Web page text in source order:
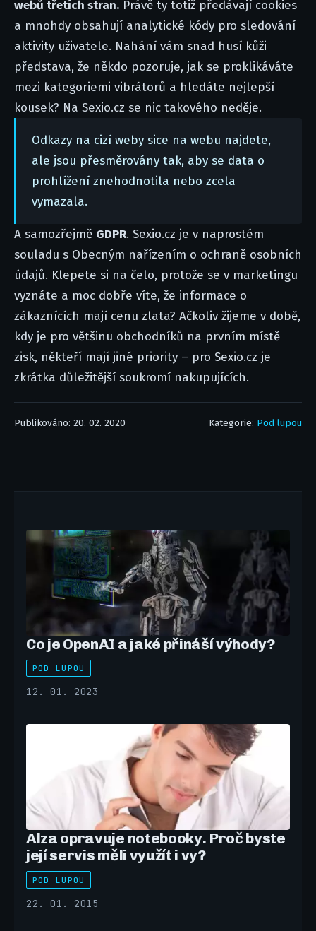
webů třetích stran. Právě ty totiž předávají cookies
a mnohdy obsahují analytické kódy pro sledování
aktivity uživatele. Nahání vám snad husí kůži
představa, že někdo pozoruje, jak se proklikáváte
mezi kategoriemi vibrátorů a hledáte nejlepší
kousek? Na Sexio.cz se nic takového neděje.
Odkazy na cizí weby sice na webu najdete,
ale jsou přesměrovány tak, aby se data o
prohlížení znehodnotila nebo zcela
vymazala.
A samozřejmě GDPR. Sexio.cz je v naprostém
souladu s Obecným nařízením o ochraně osobních
údajů. Klepete si na čelo, protože se v marketingu
vyznáte a moc dobře víte, že informace o
zákaznících mají cenu zlata? Ačkoliv žijeme v době,
kdy je pro většinu obchodníků na prvním místě
zisk, někteří mají jiné priority – pro Sexio.cz je
zkrátka důležitější soukromí nakupujících.
Publikováno: 20. 02. 2020 Kategorie: Pod lupou
Co je OpenAI a jaké přináší výhody?
POD LUPOU
12. 01. 2023
Alza opravuje notebooky. Proč byste
její servis měli využít i vy?
POD LUPOU
22. 01. 2015